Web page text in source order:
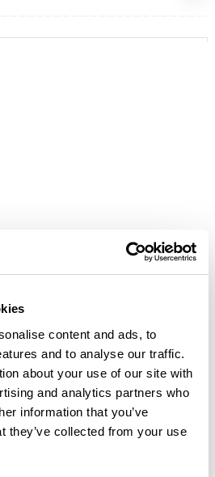
content and ads, to
and to analyse our traffic.
about your use of our site with
and analytics partners who
information that you’ve
they’ve collected from your use
à ajouter un avis !
un avis